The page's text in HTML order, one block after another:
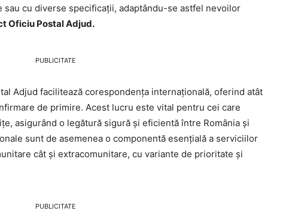
cu diverse specificații, adaptându-se astfel nevoilor
Oficiu Postal Adjud.
PUBLICITATE
Adjud facilitează corespondența internațională, oferind atât
de primire. Acest lucru este vital pentru cei care
asigurând o legătură sigură și eficientă între România și
sunt de asemenea o componentă esențială a serviciilor
cât și extracomunitare, cu variante de prioritate și
PUBLICITATE